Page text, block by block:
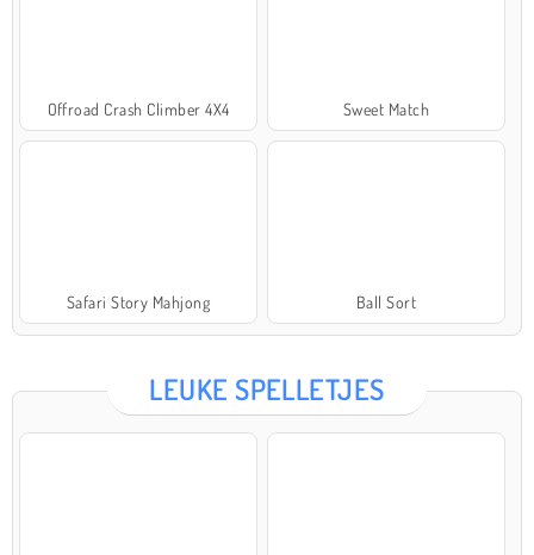
Offroad Crash Climber 4X4 Sweet Match
Safari Story Mahjong Ball Sort
LEUKE SPELLETJES